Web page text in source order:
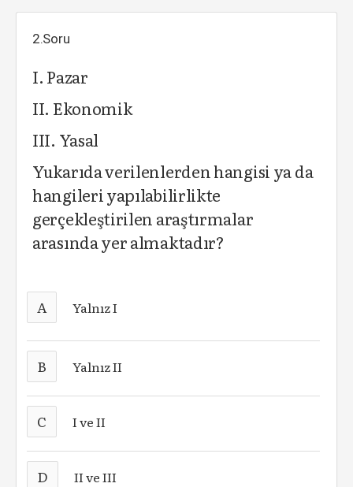
2.Soru
I. Pazar
II. Ekonomik
III. Yasal
Yukarıda verilenlerden hangisi ya da
hangileri yapılabilirlikte
gerçekleştirilen araştırmalar
arasında yer almaktadır?
A Yalnız I
B Yalnız II
C I ve II
D II ve III